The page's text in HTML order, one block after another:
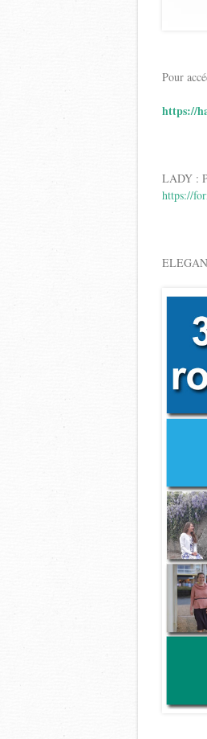
Pour
https://
LADY :
https://